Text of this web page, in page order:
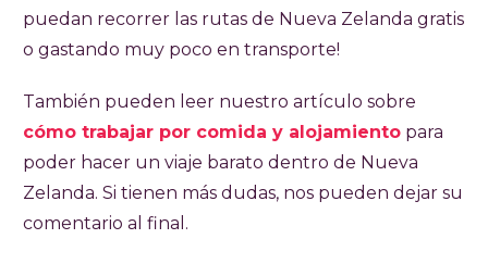
puedan recorrer las rutas de Nueva Zelanda gratis
o gastando muy poco en transporte!
También pueden leer nuestro artículo sobre
cómo trabajar por comida y alojamiento para
poder hacer un viaje barato dentro de Nueva
Zelanda. Si tienen más dudas, nos pueden dejar su
comentario al final.